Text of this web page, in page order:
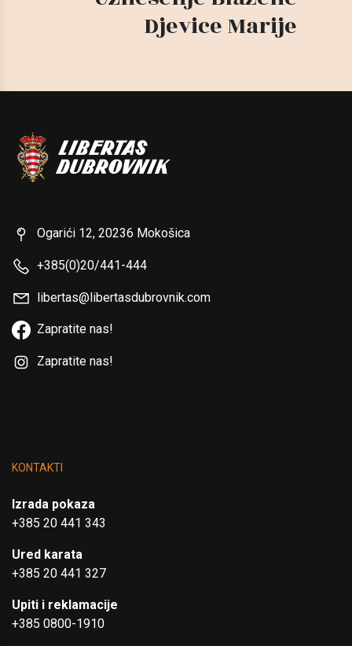
Djevice Marije
Ogarići 12, 20236 Mokošica
+385(0)20/441-444
libertas@libertasdubrovnik.com
Zapratite nas!
Zapratite nas!
KONTAKTI
Izrada pokaza
+385 20 441 343
Ured karata
+385 20 441 327
Upiti i reklamacije
+385 0800-1910